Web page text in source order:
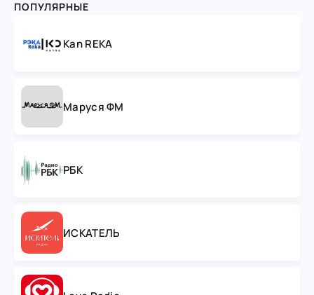
ПОПУЛЯРНЫЕ
Kan REKA
Маруся ФМ
РБК
ИСКАТЕЛЬ